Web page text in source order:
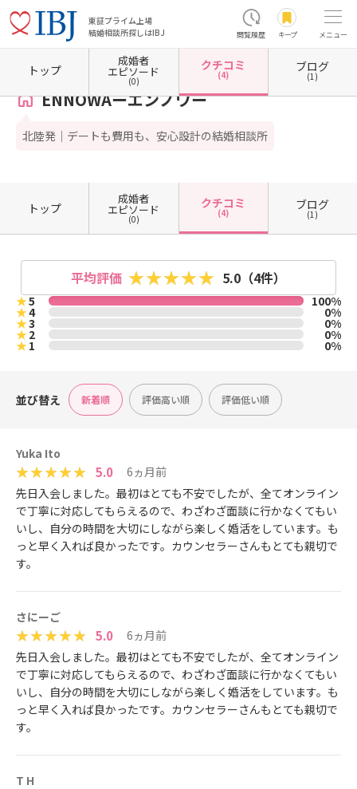
東証プライム上場
結婚相談所探しはIBJ
閲覧履歴 キープ メニュー
ホーム 石川県の結婚相談所 石川県金沢市 ENNOWAーエンノワー クチコミ一覧
ENNOWAーエンノワー
北陸発｜デートも費用も、安心設計の結婚相談所
トップ
成婚者
エピソード
(0)
クチコミ
(4)
ブログ
(1)
トップ
成婚者
エピソード
(0)
クチコミ
(4)
ブログ
(1)
平均評価 5.0 （4件）
★5 100%
★4 0%
★3 0%
★2 0%
★1 0%
並び替え 新着順 評価高い順 評価低い順
Yuka Ito
5.0
6ヵ月前
先日入会しました。最初はとても不安でしたが、全てオンライン
で丁寧に対応してもらえるので、わざわざ面談に行かなくてもい
いし、自分の時間を大切にしながら楽しく婚活をしています。も
っと早く入れば良かったです。カウンセラーさんもとても親切で
す。
さにーご
5.0
6ヵ月前
先日入会しました。最初はとても不安でしたが、全てオンライン
で丁寧に対応してもらえるので、わざわざ面談に行かなくてもい
いし、自分の時間を大切にしながら楽しく婚活をしています。も
っと早く入れば良かったです。カウンセラーさんもとても親切で
す。
T H